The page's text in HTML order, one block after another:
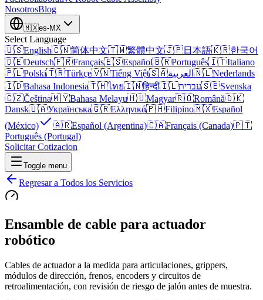
NosotrosBlog
🇲🇽es-MX
Select Language
🇺🇸English🇨🇳简体中文🇹🇼繁體中文🇯🇵日本語🇰🇷한국어
🇩🇪Deutsch🇫🇷Français🇪🇸Español🇧🇷Português🇮🇹Italiano
🇵🇱Polski🇹🇷Türkçe🇻🇳Tiếng Việt🇸🇦العربية 🇳🇱Nederlands
🇮🇩Bahasa Indonesia🇹🇭ไทย🇮🇳हिन्दी🇮🇱עברית🇸🇪Svenska
🇨🇿Čeština🇲🇾Bahasa Melayu🇭🇺Magyar🇷🇴Română🇩🇰
Dansk🇺🇦Українська🇬🇷Ελληνικά🇵🇭Filipino🇲🇽Español
(México)
🇦🇷Español (Argentina)🇨🇦Français (Canada)🇵🇹
Português (Portugal)
Solicitar Cotizacion
Toggle menu
Regresar a Todos los Servicios
Ensamble de cable para actuador
robótico
Cables de actuador a la medida para articulaciones, grippers,
módulos de dirección, frenos, encoders y circuitos de
retroalimentación, con revisión de riesgo de jalón antes de muestra.